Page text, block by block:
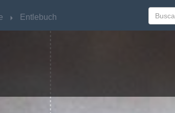
Entlebuch
Entlebuch